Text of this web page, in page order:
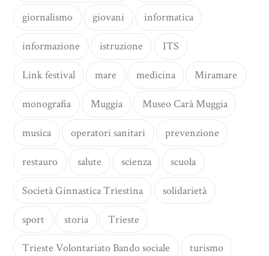
giornalismo giovani informatica
informazione istruzione ITS
Link festival mare medicina Miramare
monografia Muggia Museo Carà Muggia
musica operatori sanitari prevenzione
restauro salute scienza scuola
Società Ginnastica Triestina solidarietà
sport storia Trieste
Trieste Volontariato Bando sociale turismo